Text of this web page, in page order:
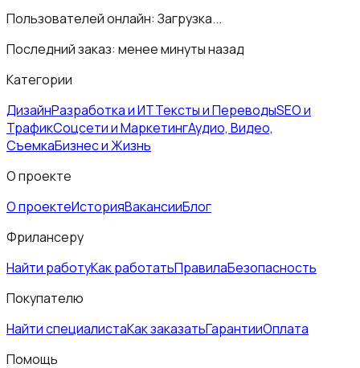
Пользователей онлайн: Загрузка...
Последний заказ: менее минуты назад
Категории
ДизайнРазработка и ИТТексты и ПереводыSEO и
ТрафикСоцсети и МаркетингАудио, Видео,
СъемкаБизнес и Жизнь
О проекте
О проектеИсторияВакансииБлог
Фрилансеру
Найти работуКак работатьПравилаБезопасность
Покупателю
Найти специалистаКак заказатьГарантииОплата
Помощь